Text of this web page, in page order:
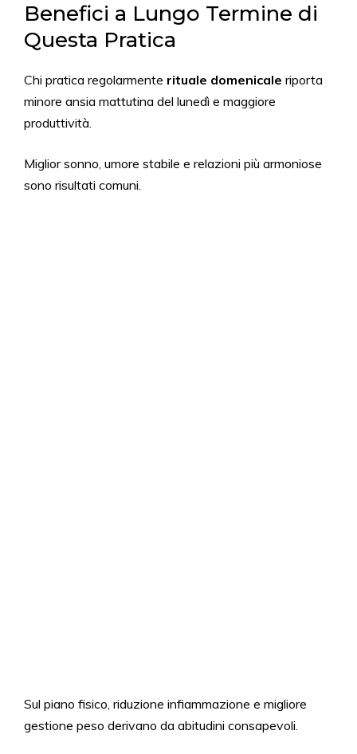
Benefici a Lungo Termine di
Questa Pratica
Chi pratica regolarmente rituale domenicale riporta
minore ansia mattutina del lunedì e maggiore
produttività.
Miglior sonno, umore stabile e relazioni più armoniose
sono risultati comuni.
Sul piano fisico, riduzione infiammazione e migliore
gestione peso derivano da abitudini consapevoli.